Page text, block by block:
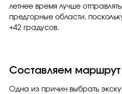
летнее время лучше
предгорные области,
+42 градусов.
Составляем маршрут
Одна из причин выбрать